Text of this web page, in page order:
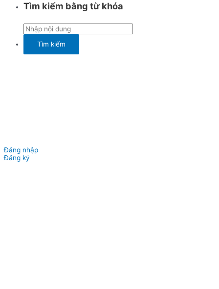
Tìm kiếm bằng từ khóa
Đăng nhập
Đăng ký